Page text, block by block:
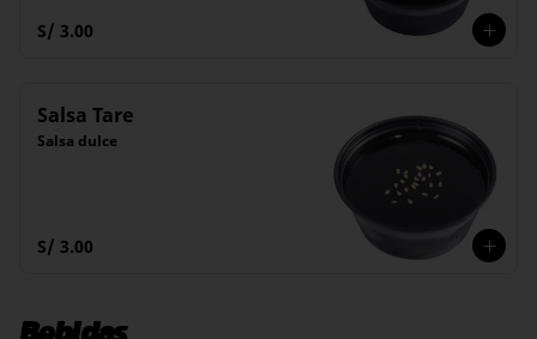
S/ 3.00
Salsa Tare
Salsa dulce
S/ 3.00
Bebidas